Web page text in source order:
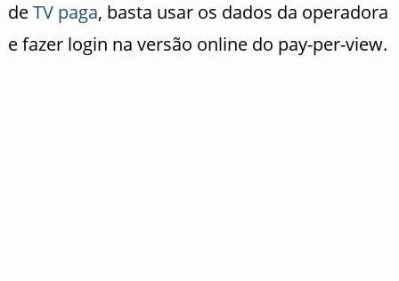
deTV paga, basta usar os dados da operadora
e fazer login na versão online do pay-per-view.